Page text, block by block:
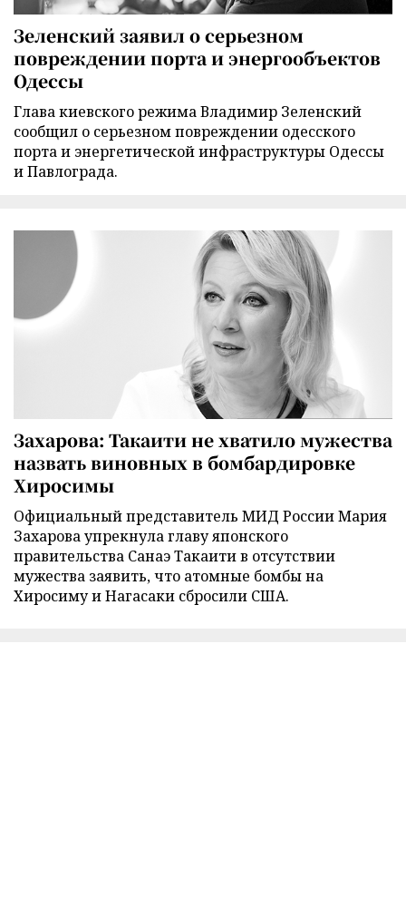
Зеленский заявил о серьезном
повреждении порта и энергообъектов
Одессы
Глава киевского режима Владимир Зеленский
сообщил о серьезном повреждении одесского
порта и энергетической инфраструктуры Одессы
и Павлограда.
Захарова: Такаити не хватило мужества
назвать виновных в бомбардировке
Хиросимы
Официальный представитель МИД России Мария
Захарова упрекнула главу японского
правительства Санаэ Такаити в отсутствии
мужества заявить, что атомные бомбы на
Хиросиму и Нагасаки сбросили США.